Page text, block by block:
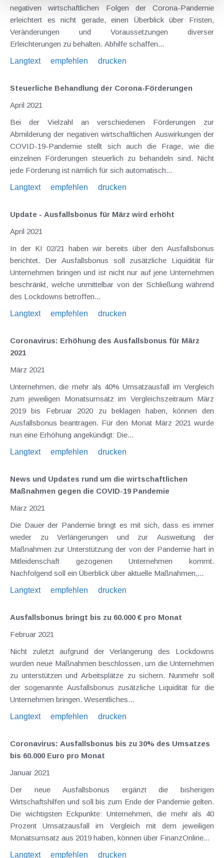
negativen wirtschaftlichen Folgen der Corona-Pandemie
erleichtert es nicht gerade, einen Überblick über Fristen,
Veränderungen und Voraussetzungen diverser
Erleichterungen zu behalten. Abhilfe schaffen...
Langtext
empfehlen drucken
Steuerliche Behandlung der Corona-Förderungen
April 2021
Bei der Vielzahl an verschiedenen Förderungen zur
Abmilderung der negativen wirtschaftlichen Auswirkungen der
COVID-19-Pandemie stellt sich auch die Frage, wie die
einzelnen Förderungen steuerlich zu behandeln sind. Nicht
jede Förderung ist nämlich für sich automatisch...
Langtext
empfehlen drucken
Update - Ausfallsbonus für März wird erhöht
April 2021
In der KI 02/21 haben wir bereits über den Ausfallsbonus
berichtet. Der Ausfallsbonus soll zusätzliche Liquidität für
Unternehmen bringen und ist nicht nur auf jene Unternehmen
beschränkt, welche unmittelbar von der Schließung während
des Lockdowns betroffen...
Langtext
empfehlen drucken
Coronavirus: Erhöhung des Ausfallsbonus für März
2021
März 2021
Unternehmen, die mehr als 40% Umsatzausfall im Vergleich
zum jeweiligen Monatsumsatz im Vergleichszeitraum März
2019 bis Februar 2020 zu beklagen haben, können den
Ausfallsbonus beantragen. Für den Monat März 2021 wurde
nun eine Erhöhung angekündigt: Die...
Langtext
empfehlen drucken
News und Updates rund um die wirtschaftlichen
Maßnahmen gegen die COVID-19 Pandemie
März 2021
Die Dauer der Pandemie bringt es mit sich, dass es immer
wieder zu Verlängerungen und zur Ausweitung der
Maßnahmen zur Unterstützung der von der Pandemie hart in
Mitleidenschaft gezogenen Unternehmen kommt.
Nachfolgend soll ein Überblick über aktuelle Maßnahmen,...
Langtext
empfehlen drucken
Ausfallsbonus bringt bis zu 60.000 € pro Monat
Februar 2021
Nicht zuletzt aufgrund der Verlängerung des Lockdowns
wurden neue Maßnahmen beschlossen, um die Unternehmen
zu unterstützen und Arbeitsplätze zu sichern. Nunmehr soll
der sogenannte Ausfallsbonus zusätzliche Liquidität für die
Unternehmen bringen. Wesentliches...
Langtext
empfehlen drucken
Coronavirus: Ausfallsbonus bis zu 30% des Umsatzes
bis 60.000 Euro pro Monat
Januar 2021
Der neue Ausfallsbonus ergänzt die bisherigen
Wirtschaftshilfen und soll bis zum Ende der Pandemie gelten.
Die wichtigsten Eckpunkte: Unternehmen, die mehr als 40
Prozent Umsatzausfall im Vergleich mit dem jeweiligen
Monatsumsatz aus 2019 haben, können über FinanzOnline...
Langtext
empfehlen drucken